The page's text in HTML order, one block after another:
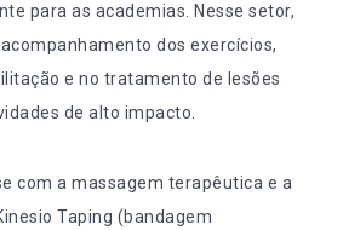
para as academias. Nesse setor,
dos exercícios,
e no tratamento de lesões
de alto impacto.
com a massagem terapêutica e a
Taping (bandagem